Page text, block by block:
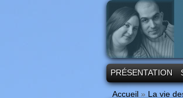
PRÉSENTATION
Accueil » La vie